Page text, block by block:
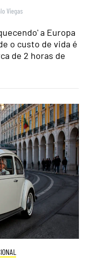
Viegas
a Europa
o custo de vida é
de 2 horas de